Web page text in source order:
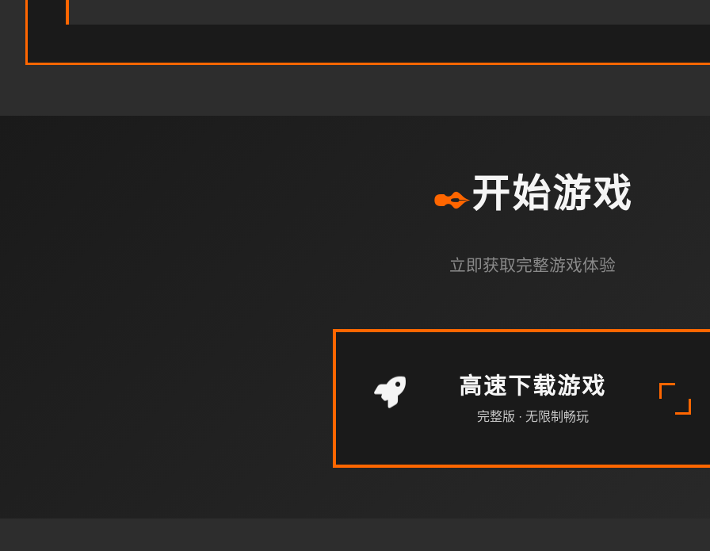
✒️开始游戏
立即获取完整游戏体验
高速下载游戏
完整版 · 无限制畅玩